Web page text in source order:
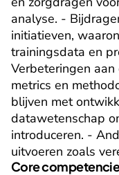
analyse. -
initiatieven,
trainingsdata en
Verbeteringen
metrics en
blijven met
datawetenschap
introduceren. -
uitvoeren zoals
Core